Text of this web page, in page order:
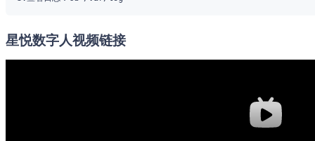
星悦数字人视频链接